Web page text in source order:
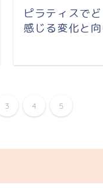
ピラティスで
感じる変化と
3 4 5